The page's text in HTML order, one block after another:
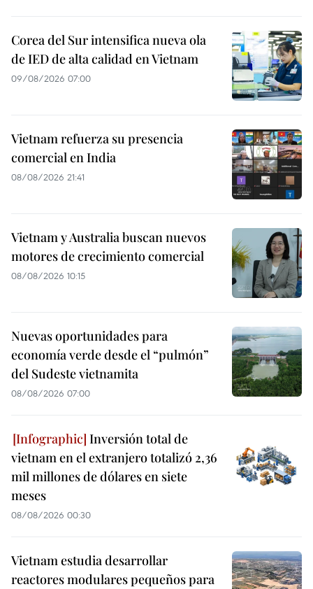
Corea del Sur intensifica nueva ola
de IED de alta calidad en Vietnam
09/08/2026 07:00
Vietnam refuerza su presencia
comercial en India
08/08/2026 21:41
Vietnam y Australia buscan nuevos
motores de crecimiento comercial
08/08/2026 10:15
Nuevas oportunidades para
economía verde desde el “pulmón”
del Sudeste vietnamita
08/08/2026 07:00
Inversión total de
vietnam en el extranjero totalizó 2,36
mil millones de dólares en siete
meses
08/08/2026 00:30
Vietnam estudia desarrollar
reactores modulares pequeños para